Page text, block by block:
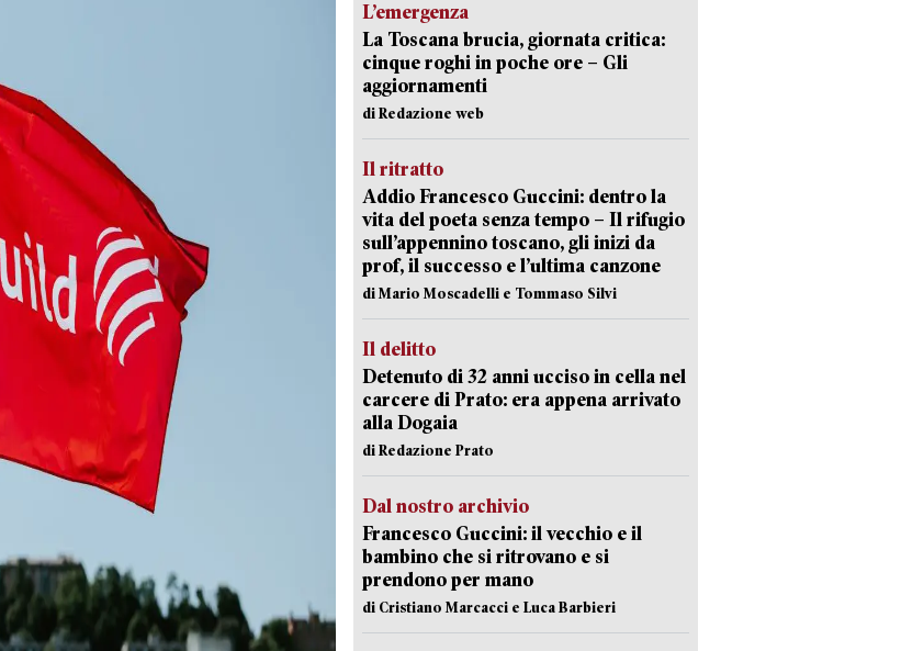
L’emergenza
La Toscana brucia, giornata critica:
cinque roghi in poche ore – Gli
aggiornamenti
di Redazione web
Il ritratto
Addio Francesco Guccini: dentro la
vita del poeta senza tempo – Il rifugio
sull’appennino toscano, gli inizi da
prof, il successo e l’ultima canzone
di Mario Moscadelli e Tommaso Silvi
Il delitto
Detenuto di 32 anni ucciso in cella nel
carcere di Prato: era appena arrivato
alla Dogaia
di Redazione Prato
Dal nostro archivio
Francesco Guccini: il vecchio e il
bambino che si ritrovano e si
prendono per mano
di Cristiano Marcacci e Luca Barbieri